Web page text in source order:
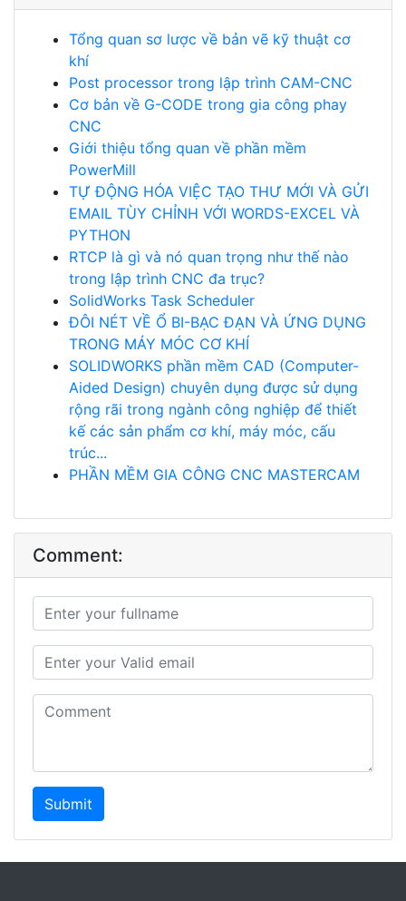
Tổng quan sơ lược về bản vẽ kỹ thuật cơ
khí
Post processor trong lập trình CAM-CNC
Cơ bản về G-CODE trong gia công phay
CNC
Giới thiệu tổng quan về phần mềm
PowerMill
TỰ ĐỘNG HÓA VIỆC TẠO THƯ MỚI VÀ GỬI
EMAIL TÙY CHỈNH VỚI WORDS-EXCEL VÀ
PYTHON
RTCP là gì và nó quan trọng như thế nào
trong lập trình CNC đa trục?
SolidWorks Task Scheduler
ĐÔI NÉT VỀ Ổ BI-BẠC ĐẠN VÀ ỨNG DỤNG
TRONG MÁY MÓC CƠ KHÍ
SOLIDWORKS phần mềm CAD (Computer-
Aided Design) chuyên dụng được sử dụng
rộng rãi trong ngành công nghiệp để thiết
kế các sản phẩm cơ khí, máy móc, cấu
trúc...
PHẦN MỀM GIA CÔNG CNC MASTERCAM
Comment:
Submit